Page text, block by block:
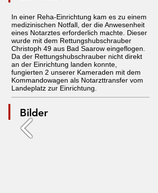
In einer Reha-Einrichtung kam es zu einem
medizinischen Notfall, der die Anwesenheit
eines Notarztes erforderlich machte. Dieser
wurde mit dem Rettungshubschrauber
Christoph 49 aus Bad Saarow eingeflogen.
Da der Rettungshubschrauber nicht direkt
an der Einrichtung landen konnte,
fungierten 2 unserer Kameraden mit dem
Kommandowagen als Notarzttransfer vom
Landeplatz zur Einrichtung.
Bilder